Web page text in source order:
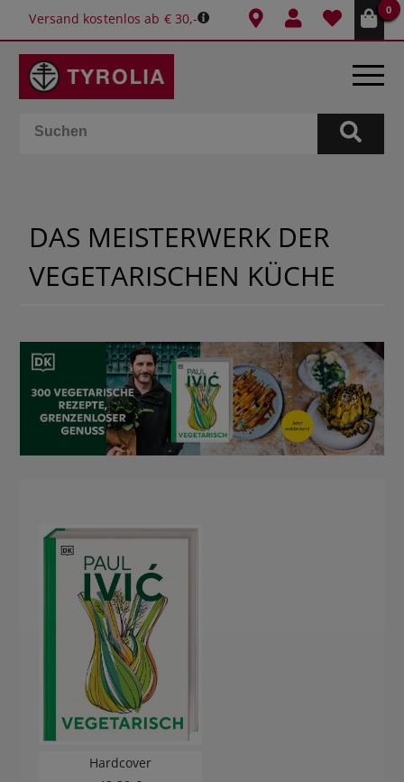
Versand kostenlos ab € 30,-
0
BÜCHER
SPIELE
KALENDER
GESCHENKIDEEN
SCHULE & BÜRO
BUCHTIPPS
DAS MEISTERWERK DER
VEGETARISCHEN KÜCHE
Hardcover